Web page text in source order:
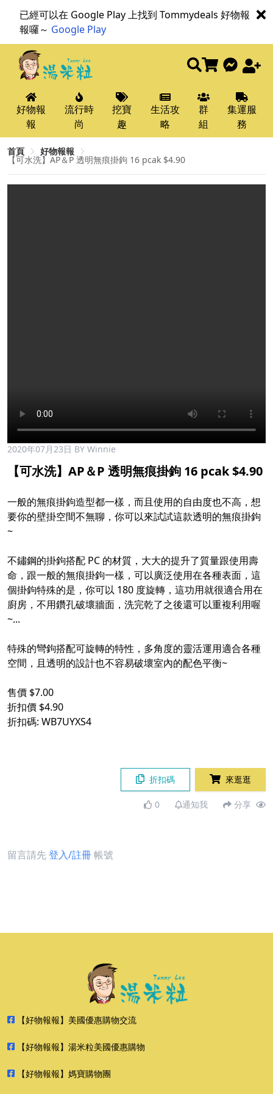
已經可以在 Google Play 上找到 Tommydeals 好物報
報囉～ Google Play
好物報
報
流行時
尚
挖寶
趣
生活攻
略
群
組
集運服
務
首頁 好物報報
【可水洗】AP＆P 透明無痕掛鉤 16 pcak $4.90
2020年07月23日 BY Winnie
【可水洗】AP＆P 透明無痕掛鉤 16 pcak $4.90
一般的無痕掛鉤造型都一樣，而且使用的自由度也不高，想
要你的壁掛空間不無聊，你可以來試試這款透明的無痕掛鉤
~
不鏽鋼的掛鉤搭配 PC 的材質，大大的提升了質量跟使用壽
命，跟一般的無痕掛鉤一樣，可以廣泛使用在各種表面，這
個掛鉤特殊的是，你可以 180 度旋轉，這功用就很適合用在
廚房，不用鑽孔破壞牆面，洗完乾了之後還可以重複利用喔
~...
特殊的彎鉤搭配可旋轉的特性，多角度的靈活運用適合各種
空間，且透明的設計也不容易破壞室內的配色平衡~
售價 $7.00
折扣價 $4.90
折扣碼: WB7UYXS4
折扣碼 來逛逛
0 通知我 分享
留言請先登入/註冊帳號
【好物報報】美國優惠購物交流
【好物報報】湯米粒美國優惠購物
【好物報報】媽寶購物團